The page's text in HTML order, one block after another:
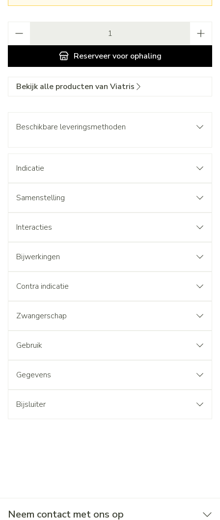
Reserveervoor ophaling
Bekijk alle producten van Viatris
Beschikbare leveringsmethoden
Indicatie
Samenstelling
Interacties
Bijwerkingen
Contra indicatie
Zwangerschap
Gebruik
Gegevens
Bijsluiter
Neem contact met ons op